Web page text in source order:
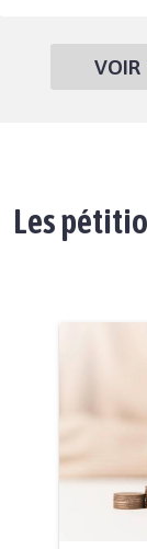
VOIR
Les